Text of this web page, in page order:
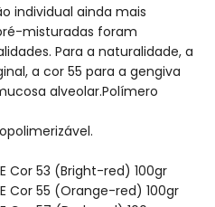
individual ainda mais
misturadas foram
Para a naturalidade, a
a cor 55 para a gengiva
alveolar.Polímero
Cor 53 (Bright-red) 100gr
Cor 55 (Orange-red) 100gr